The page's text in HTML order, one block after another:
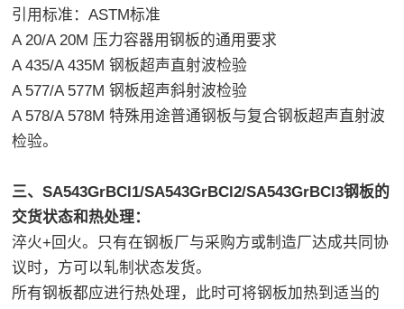
引用标准：ASTM标准
A 20/A 20M 压力容器用钢板的通用要求
A 435/A 435M 钢板超声直射波检验
A 577/A 577M 钢板超声斜射波检验
A 578/A 578M 特殊用途普通钢板与复合钢板超声直射波
检验。
三、SA543GrBCl1/SA543GrBCl2/SA543GrBCl3钢板的
交货状态和热处理：
淬火+回火。只有在钢板厂与采购方或制造厂达成共同协
议时，方可以轧制状态发货。
所有钢板都应进行热处理，此时可将钢板加热到适当的